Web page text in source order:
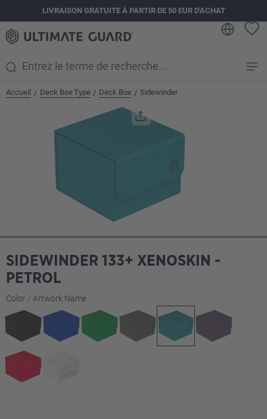
principalLIVRAISON GRATUITE À PARTIR DE 50 EUR D'ACHAT
Accueil / Deck Box Type / Deck Box / Sidewinder
SIDEWINDER 133+ XENOSKIN -
PETROL
Sélectionnez
Color / Artwork Name